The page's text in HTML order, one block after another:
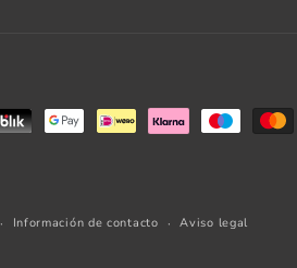
Información de contacto Aviso legal